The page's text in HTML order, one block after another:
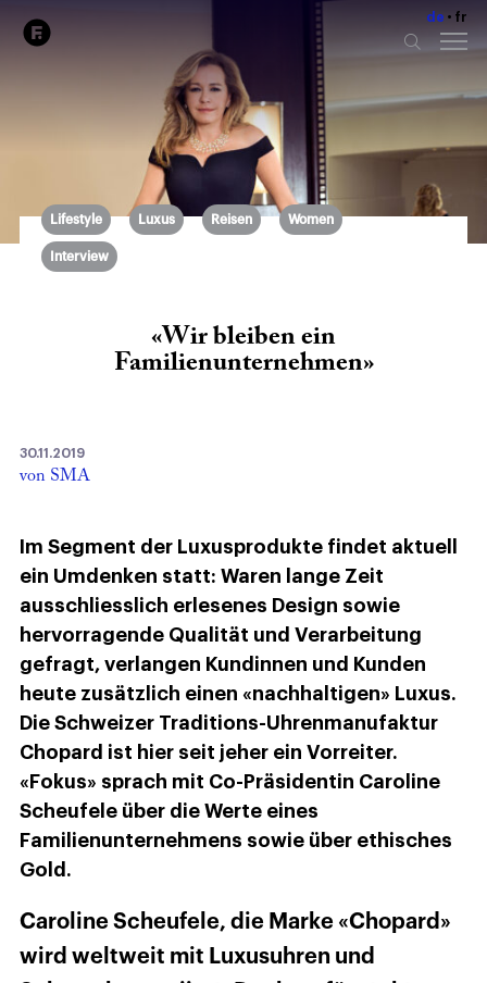
de fr
Lifestyle Luxus Reisen Women
Interview
«Wir bleiben ein
Familienunternehmen»
30.11.2019
von SMA
Im Segment der Luxusprodukte findet aktuell
ein Umdenken statt: Waren lange Zeit
ausschliesslich erlesenes Design sowie
hervorragende Qualität und Verarbeitung
gefragt, verlangen Kundinnen und Kunden
heute zusätzlich einen «nachhaltigen» Luxus.
Die Schweizer Traditions-Uhrenmanufaktur
Chopard ist hier seit jeher ein Vorreiter.
«Fokus» sprach mit Co-Präsidentin Caroline
Scheufele über die Werte eines
Familienunternehmens sowie über ethisches
Gold.
Caroline Scheufele, die Marke «Chopard»
wird weltweit mit Luxusuhren und